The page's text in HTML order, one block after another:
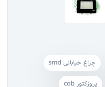
چراغ خیابانی smd
پروژکتور cob